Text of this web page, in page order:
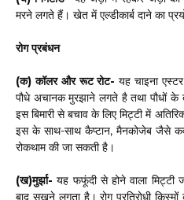
मरने लगते हैं। खेत में एल्डीकार्ब दाने का
रोग प्रबंधन
(क) कॉलर और रूट रोट- यह चाइना
पौधे अचानक मुरझाने लगते है तथा पौधों
इस बिमारी से बचाव के लिए मिट्टी में
इस के साथ-साथ कैप्टान, मैनकोजेब जैसे
रोकथाम की जा सकती है।
(ख)मुर्झा- यह फफूंदी से होने वाला मिट्टी
बाद सूखने लगता है। रोग प्रतिरोधी